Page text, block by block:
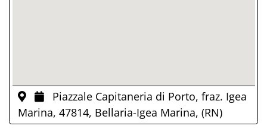
Piazzale Capitaneria di Porto, fraz. Igea
Marina, 47814, Bellaria-Igea Marina, (RN)